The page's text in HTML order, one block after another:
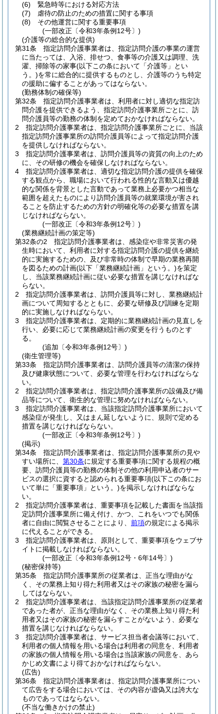
(6)
緊急時等における対応方法
(7)
虐待の防止のための措置に関する事項
(8)
その他運営に関する重要事項
(一部改正〔令和3年条例12号〕)
(介護等の総合的な提供)
第31条
指定訪問介護事業者は、指定訪問介護の事業の運営
に当たっては、入浴、排せつ、食事等の介護又は調理、洗
濯、掃除等の家事(以下この条において「介護等」とい
う。)を常に総合的に提供するものとし、介護等のうち特定
の援助に偏することがあってはならない。
(勤務体制の確保等)
第32条
指定訪問介護事業者は、利用者に対し適切な指定訪
問介護を提供できるよう、指定訪問介護事業所ごとに、訪
問介護員等の勤務の体制を定めておかなければならない。
2
指定訪問介護事業者は、指定訪問介護事業所ごとに、当該
指定訪問介護事業所の訪問介護員等によって指定訪問介護
を提供しなければならない。
3
指定訪問介護事業者は、訪問介護員等の資質の向上のため
に、その研修の機会を確保しなければならない。
4
指定訪問介護事業者は、適切な指定訪問介護の提供を確保
する観点から、職場において行われる性的な言動又は優越
的な関係を背景とした言動であって業務上必要かつ相当な
範囲を超えたものにより訪問介護員等の就業環境が害され
ることを防止するための方針の明確化等の必要な措置を講
じなければならない。
(一部改正〔令和3年条例12号〕)
(業務継続計画の策定等)
第32条の2
指定訪問介護事業者は、感染症や非常災害の発
生時において、利用者に対する指定訪問介護の提供を継続
的に実施するための、及び非常時の体制で早期の業務再開
を図るための計画(以下「業務継続計画」という。)を策定
し、当該業務継続計画に従い必要な措置を講じなければな
らない。
2
指定訪問介護事業者は、訪問介護員等に対し、業務継続計
画について周知するとともに、必要な研修及び訓練を定期
的に実施しなければならない。
3
指定訪問介護事業者は、定期的に業務継続計画の見直しを
行い、必要に応じて業務継続計画の変更を行うものとす
る。
(追加〔令和3年条例12号〕)
(衛生管理等)
第33条
指定訪問介護事業者は、訪問介護員等の清潔の保持
及び健康状態について、必要な管理を行わなければならな
い。
2
指定訪問介護事業者は、指定訪問介護事業所の設備及び備
品等について、衛生的な管理に努めなければならない。
3
指定訪問介護事業者は、当該指定訪問介護事業所において
感染症が発生し、又はまん延しないように、規則で定める
措置を講じなければならない。
(一部改正〔令和3年条例12号〕)
(掲示)
第34条
指定訪問介護事業者は、指定訪問介護事業所の見や
すい場所に、 第30条に規定する重要事項に関する規程の概
要、訪問介護員等の勤務の体制その他の利用申込者のサー
ビスの選択に資すると認められる重要事項(以下この条にお
いて単に「重要事項」という。)を掲示しなければならな
い。
2
指定訪問介護事業者は、重要事項を記載した書面を当該指
定訪問介護事業所に備え付け、かつ、これをいつでも関係
者に自由に閲覧させることにより、 前項の規定による掲示
に代えることができる。
3
指定訪問介護事業者は、原則として、重要事項をウェブサ
イトに掲載しなければならない。
(一部改正〔令和3年条例12号・6年14号〕)
(秘密保持等)
第35条
指定訪問介護事業所の従業者は、正当な理由がな
く、その業務上知り得た利用者又はその家族の秘密を漏ら
してはならない。
2
指定訪問介護事業者は、当該指定訪問介護事業所の従業者
であった者が、正当な理由がなく、その業務上知り得た利
用者又はその家族の秘密を漏らすことがないよう、必要な
措置を講じなければならない。
3
指定訪問介護事業者は、サービス担当者会議等において、
利用者の個人情報を用いる場合は利用者の同意を、利用者
の家族の個人情報を用いる場合は当該家族の同意を、あら
かじめ文書により得ておかなければならない。
(広告)
第36条
指定訪問介護事業者は、指定訪問介護事業所につい
て広告をする場合においては、その内容が虚偽又は誇大な
ものであってはならない。
(不当な働きかけの禁止)